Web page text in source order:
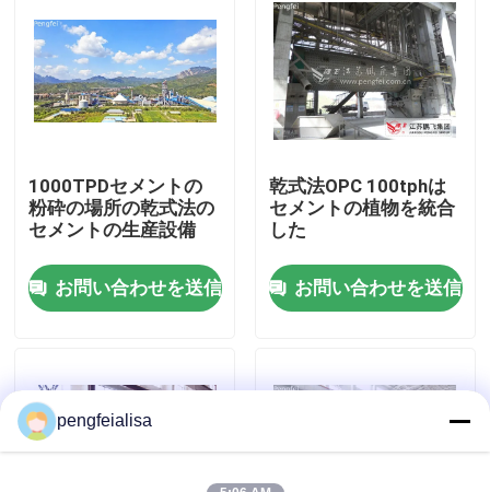
工場旅行
私達に連絡しなさい
ニュース
活動的な石灰生産ライン
1000TPDセメントの
粉砕の場所の乾式法の
セメントの生産設備
お問い合わせを送信
乾式法OPC 100tphは
セメントの植物を統合
した
お問い合わせを送信
pengfeialisa